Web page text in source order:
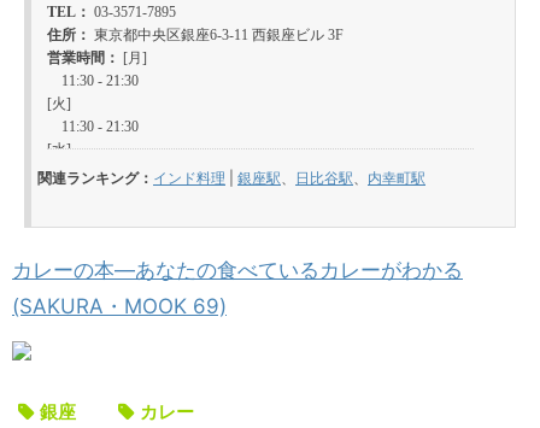
関連ランキング： インド料理 銀座駅、 日比谷駅、 内幸町駅
カレーの本―あなたの食べているカレーがわかる
(SAKURA・MOOK 69)
銀座 カレー